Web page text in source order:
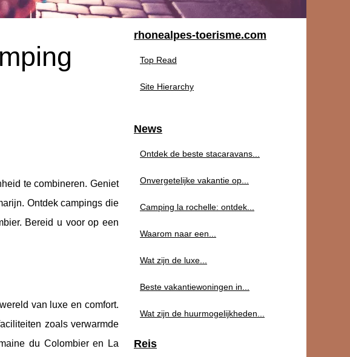
te combineren. Geniet
Ontdek campings die
Bereid u voor op een
van luxe en comfort.
zoals verwarmde
du Colombier en La
rhonealpes-toerisme.com
Top Read
Site Hierarchy
News
Ontdek de beste stacaravans...
Onvergetelijke vakantie op...
Camping la rochelle: ontdek...
Waarom naar een...
Wat zijn de luxe...
Beste vakantiewoningen in...
Wat zijn de huurmogelijkheden...
Reis